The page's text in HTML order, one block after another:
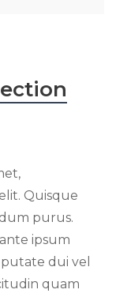
Quisque
purus.
ipsum
dui vel
quam